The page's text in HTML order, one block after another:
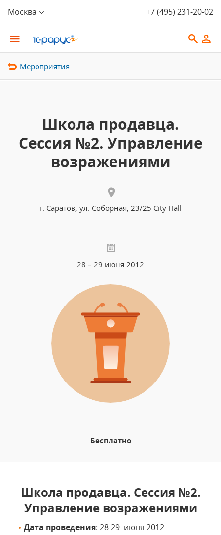
Москва +7 (495) 231-20-02
Мероприятия
Школа продавца.
Сессия №2. Управление
возражениями
г. Саратов, ул. Соборная, 23/25 City Hall
28 – 29 июня 2012
Бесплатно
Школа продавца. Сессия №2.
Управление возражениями
Дата проведения: 28-29 июня 2012